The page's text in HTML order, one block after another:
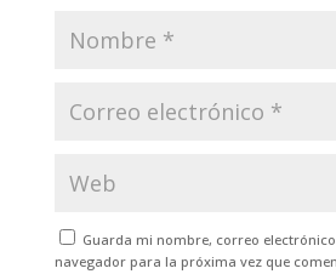
Guarda mi nombre, correo
navegador para la próxima vez que